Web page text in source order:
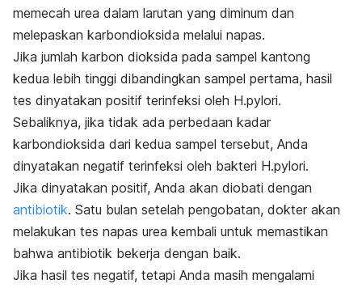
memecah urea dalam larutan yang diminum dan
melepaskan karbondioksida melalui napas.
Jika jumlah karbon dioksida pada sampel kantong
kedua lebih tinggi dibandingkan sampel pertama, hasil
tes dinyatakan positif terinfeksi oleh H.pylori.
Sebaliknya, jika tidak ada perbedaan kadar
karbondioksida dari kedua sampel tersebut, Anda
dinyatakan negatif terinfeksi oleh bakteri H.pylori.
Jika dinyatakan positif, Anda akan diobati dengan
antibiotik. Satu bulan setelah pengobatan, dokter akan
melakukan tes napas urea kembali untuk memastikan
bahwa antibiotik bekerja dengan baik.
Jika hasil tes negatif, tetapi Anda masih mengalami